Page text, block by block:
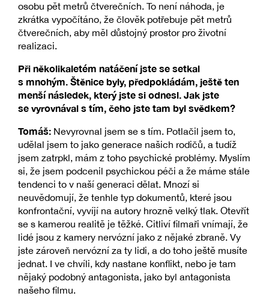
osobu pět metrů čtverečních. To není náhoda, je
zkrátka vypočítáno, že člověk potřebuje pět metrů
čtverečních, aby měl důstojný prostor pro životní
realizaci.
Při několikaletém natáčení jste se setkal
s mnohým. Štěnice byly, předpokládám, ještě ten
menší následek, který jste si odnesl. Jak jste
se vyrovnával s tím, čeho jste tam byl svědkem?
Tomáš: Nevyrovnal jsem se s tím. Potlačil jsem to,
udělal jsem to jako generace našich rodičů, a tudíž
jsem zatrpkl, mám z toho psychické problémy. Myslím
si, že jsem podcenil psychickou péči a že máme stále
tendenci to v naší generaci dělat. Mnozí si
neuvědomují, že tenhle typ dokumentů, které jsou
konfrontační, vyvíjí na autory hrozně velký tlak. Otevřít
se s kamerou realitě je těžké. Citliví filmaři vnímají, že
lidé jsou z kamery nervózní jako z nějaké zbraně. Vy
jste zároveň nervózní za ty lidi, a do toho ještě musíte
jednat. I ve chvíli, kdy nastane konflikt, nebo je tam
nějaký podobný antagonista, jako byl antagonista
našeho filmu.